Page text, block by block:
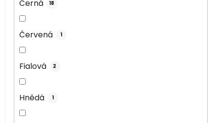
Černá 18
Červená 1
Fialová 2
Hnědá 1